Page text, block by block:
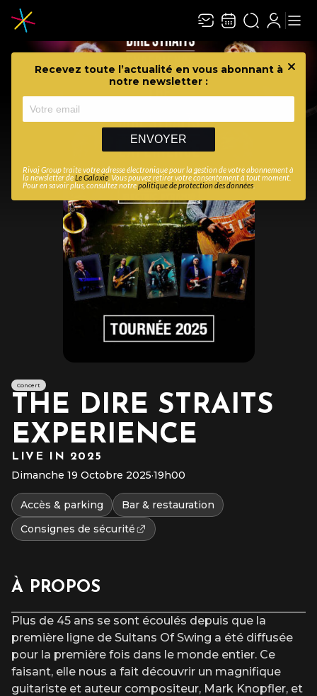
Recevez toute l’actualité en vous abonnant à
notre newsletter :
ENVOYER
Rivaj Group traite votre adresse électronique pour la gestion de votre abonnement à
la newsletter deLe Galaxie . Vous pouvez retirer votre consentement à tout moment.
Pour en savoir plus, consultez notrepolitique de protection des données
Concert
THE DIRE STRAITS
EXPERIENCE
LIVE IN 2025
Dimanche 19 Octobre 2025·19h00
Accès & parking
Bar & restauration
Consignes de sécurité
À PROPOS
Plus de 45 ans se sont écoulés depuis que la
première ligne de Sultans Of Swing a été diffusée
pour la première fois dans le monde entier. Ce
faisant, elle nous a fait découvrir un magnifique
guitariste et auteur compositeur, Mark Knopfler, et